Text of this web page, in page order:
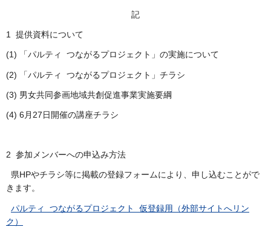
記
1 提供資料について
(1) 「パルティ つながるプロジェクト」の実施について
(2) 「パルティ つながるプロジェクト」チラシ
(3) 男女共同参画地域共創促進事業実施要綱
(4) 6月27日開催の講座チラシ
2 参加メンバーへの申込み方法
県HPやチラシ等に掲載の登録フォームにより、申し込むことがで
きます。
パルティ つながるプロジェクト 仮登録用（外部サイトへリン
ク）